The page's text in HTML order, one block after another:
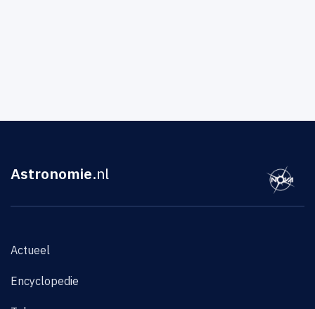
Astronomie.nl
Actueel
Encyclopedie